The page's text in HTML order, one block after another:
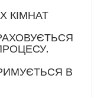
КІМНАТ
В